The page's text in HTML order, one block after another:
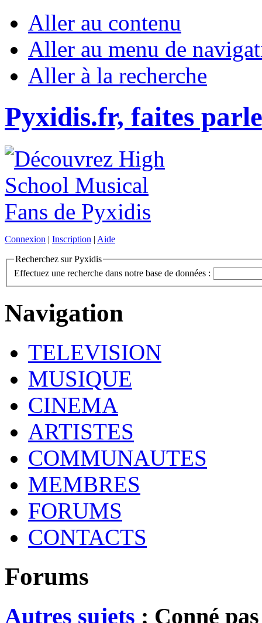
Aller au contenu
Aller au menu de
Aller à la recherche
Pyxidis.fr, faites
Connexion | Inscription | Aide
Recherchez sur Pyxidis
Effectuez une recherche dans notre base de données :
Navigation
TELEVISION
MUSIQUE
CINEMA
ARTISTES
COMMUNAUTES
MEMBRES
FORUMS
CONTACTS
Forums
Autres sujets : Conné